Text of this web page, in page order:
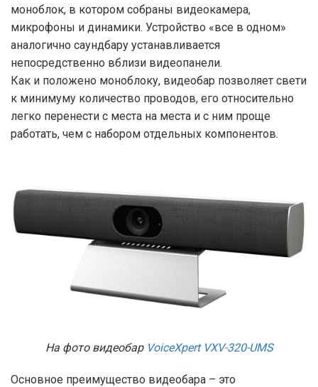
моноблок, в котором собраны видеокамера,
микрофоны и динамики. Устройство «все в одном»
аналогично саундбару устанавливается
непосредственно вблизи видеопанели.
Как и положено моноблоку, видеобар позволяет свети
к минимуму количество проводов, его относительно
легко перенести с места на места и с ним проще
работать, чем с набором отдельных компонентов.
На фото видеобар VoiceXpert VXV-320-UMS
Основное преимущество видеобара – это